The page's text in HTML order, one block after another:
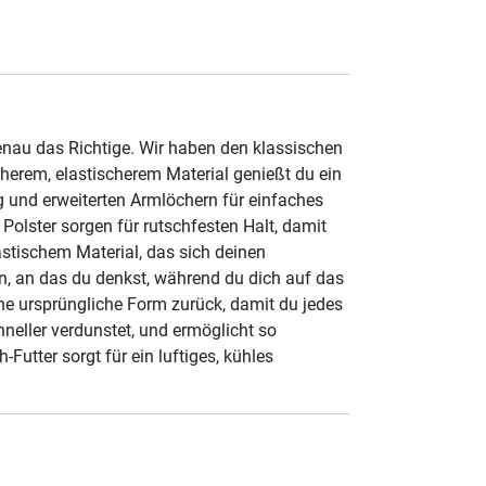
das Richtige. Wir haben den klassischen
elastischerem Material genießt du ein
erweiterten Armlöchern für einfaches
sorgen für rutschfesten Halt, damit
Material, das sich deinen
an das du denkst, während du dich auf das
ursprüngliche Form zurück, damit du jedes
verdunstet, und ermöglicht so
Futter sorgt für ein luftiges, kühles